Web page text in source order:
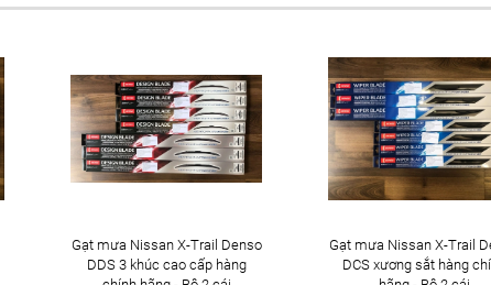
Gạt mưa Nissan X-Trail Denso
DDS 3 khúc cao cấp hàng
Gạt mưa Nissan X-Trail
DCS xương sắt hàng